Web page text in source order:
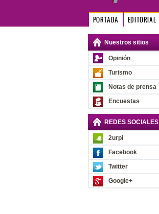
PORTADA EDITORIAL
Nuestros sitios
Opinión
Turismo
Notas de prensa
Encuestas
REDES SOCIALES
2urpi
Facebook
Twitter
Google+